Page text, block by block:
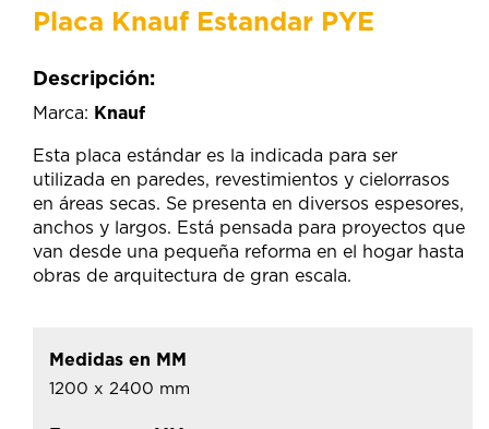
Placa Knauf Estandar PYE
Descripción:
Marca: Knauf
Esta placa estándar es la indicada para ser
utilizada en paredes, revestimientos y cielorrasos
en áreas secas. Se presenta en diversos espesores,
anchos y largos. Está pensada para proyectos que
van desde una pequeña reforma en el hogar hasta
obras de arquitectura de gran escala.
Medidas en MM
1200 x 2400 mm